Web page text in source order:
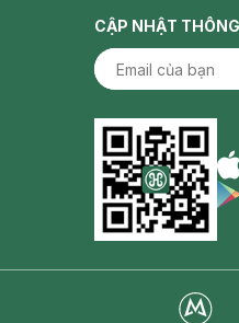
CẬP NHẬT